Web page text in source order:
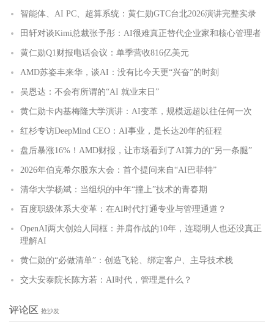
智能体、AI PC、超算系统：黄仁勋GTC台北2026演讲完整实录
田轩对谈Kimi总裁张予彤：AI很难真正替代企业家和核心管理者
黄仁勋Q1财报电话会议：单季营收816亿美元
AMD苏姿丰来华，谈AI：没有比今天更“兴奋”的时刻
吴恩达：不会有所谓的“AI 就业末日”
黄仁勋卡内基梅隆大学演讲：AI变革，规模远超以往任何一次
红杉专访DeepMind CEO：AI事业，是长达20年的征程
盘后暴涨16%！AMD财报，让市场看到了AI算力的“另一条腿”
2026年伯克希尔股东大会：首个提问来自“AI巴菲特”
清华大学杨斌：当组织的中年“撞上”技术的青春期
百度职级体系大变革：在AI时代打通专业与管理通道？
OpenAI两大创始人同框：并肩作战的10年，连聪明人也还没真正
理解AI
黄仁勋的“必做清单”：创造飞轮、绑定客户、主导技术栈
交大安泰院长陈方若：AI时代，管理是什么？
评论区 抢沙发